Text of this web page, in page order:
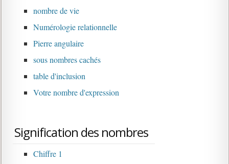
nombre de vie
Numérologie relationnelle
Pierre angulaire
sous nombres cachés
table d'inclusion
Votre nombre d'expression
Signification des nombres
Chiffre 1